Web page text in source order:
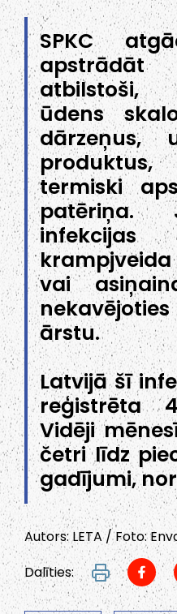
SPKC
atbilstoši,
ūdens
termiski
patēriņa.
infekcijas
vai
ārstu.
Latvijā šī
reģistrēta
Vidēji
četri līdz
gadījumi,
Autors: LETA / Foto:
Dalīties: